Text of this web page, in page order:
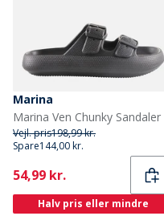
Marina
Vejl. pris198,99 kr.
Spare144,00 kr.
Current
54,99 kr.
Halv pris eller mindre